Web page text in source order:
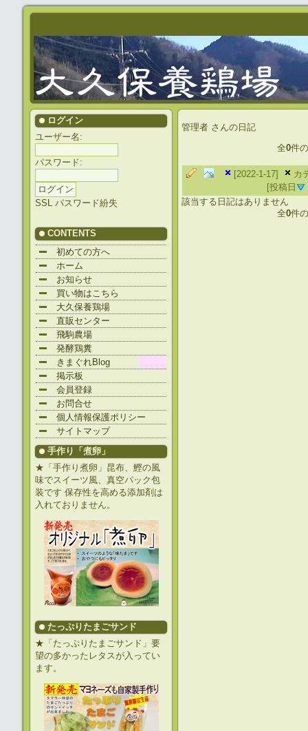
ログイン
ユーザー名:
パスワード:
SSL パスワード紛失
CONTENTS
初めての方へ
ホーム
お知らせ
買い物はこちら
大久保養鶏場
直販センター
飛駒農場
発酵鶏糞
きまぐれBlog
掲示板
会員登録
お問合せ
個人情報保護ポリシー
サイトマップ
手作り「煮卵」
★「手作り煮卵」昆布、鰹の風
味でスイーツ風、真空パック包
装です 保存性を高める添加剤は
入れておりません。
たっぷりたまごサンド
★「たっぷりたまごサンド」要
望の多かったレタスが入ってい
ます。
管理者 さんの日記
全0件
[2022-1-17]
カ
[投稿日
該当する日記はありません
全0件